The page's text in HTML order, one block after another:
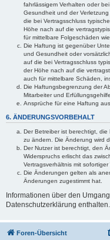
fahrlässigem Verhalten oder
Gesundheit und der
die bei Vertragsschluss
Höhe nach auf die
für mittelbare Folgeschäden
Die Haftung ist gegenüber
und Gesundheit oder
auf die bei Vertragsschluss
der Höhe nach auf die
auch für mittelbare Schäden,
Die Haftungsbegrenzung der
Mitarbeiter und
Ansprüche für eine Haftung
6. ÄNDERUNGSVORBEHALT
Der Betreiber ist berechtigt,
zu ändern. Die Änderung wird
Der Nutzer ist berechtigt, den
Widerspruchs erlischt das
Vertragsverhältnis mit sofortiger
Die Änderungen gelten als
Änderungen zugestimmt hat.
Informationen über den
Datenschutzerklärung enthalten.
Foren-Übersicht